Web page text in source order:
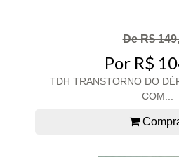
De R$
Por R$
TDH TRANSTORNO DO
COM...